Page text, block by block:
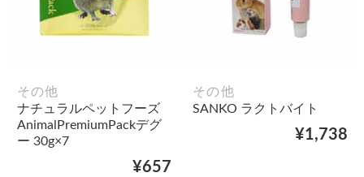
その他
ナチュラルペットフーズ
AnimalPremiumPackデグ
ー 30g×7
¥657
その他
SANKO ラクトバイト
¥1,738